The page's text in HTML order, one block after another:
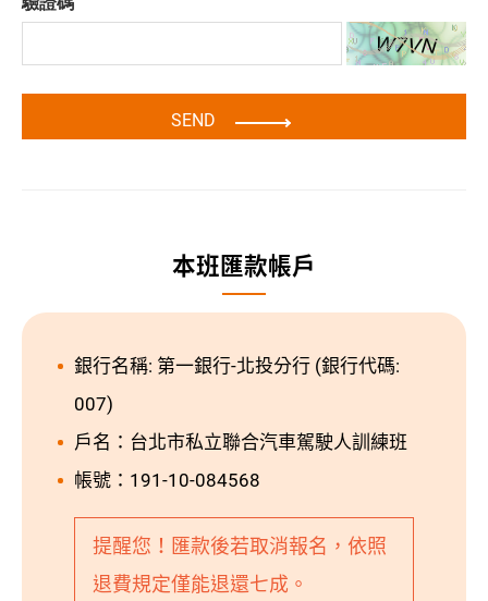
SEND
本班匯款帳戶
銀行名稱: 第一銀行-北投分行 (銀行代碼:
007)
戶名：台北市私立聯合汽車駕駛人訓練班
帳號：191-10-084568
提醒您！匯款後若取消報名，依照
退費規定僅能退還七成。